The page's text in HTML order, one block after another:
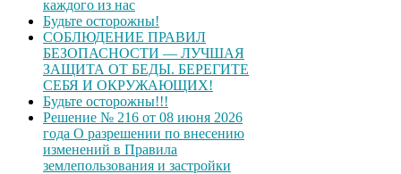
каждого из нас
Будьте осторожны!
СОБЛЮДЕНИЕ ПРАВИЛ
БЕЗОПАСНОСТИ — ЛУЧШАЯ
ЗАЩИТА ОТ БЕДЫ. БЕРЕГИТЕ
СЕБЯ И ОКРУЖАЮЩИХ!
Будьте осторожны!!!
Решение № 216 от 08 июня 2026
года О разрешении по внесению
изменений в Правила
землепользования и застройки